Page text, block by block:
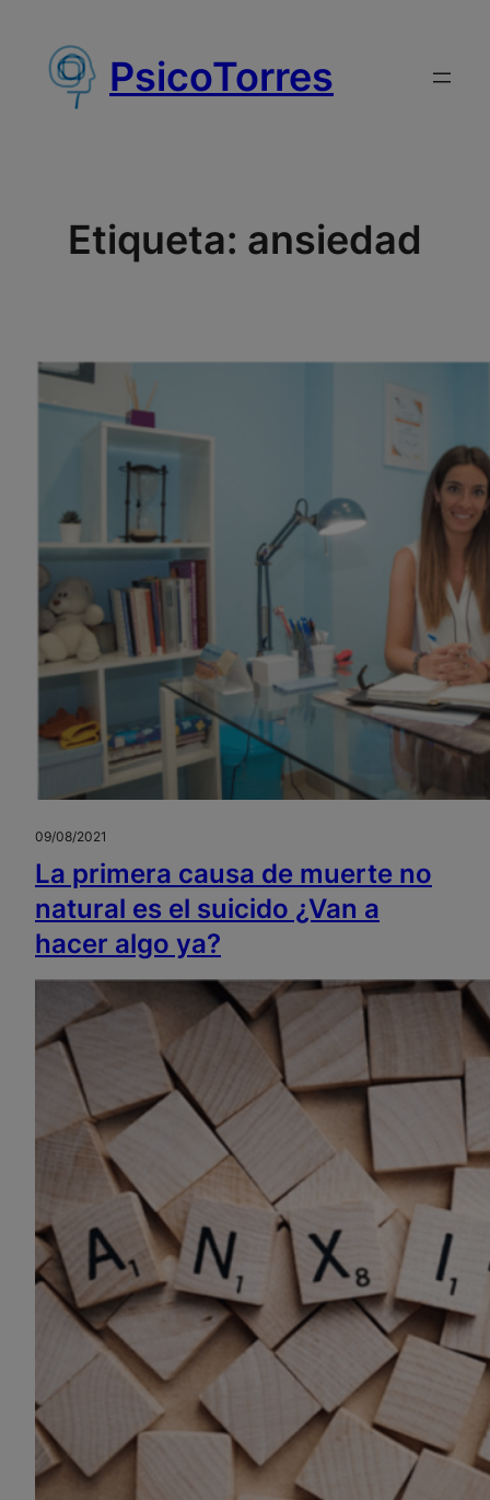
contenido
PsicoTorres
Etiqueta: ansiedad
09/08/2021
La primera causa de muerte no
natural es el suicido ¿Van a
hacer algo ya?